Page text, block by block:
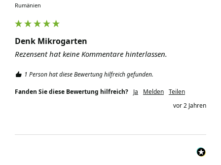
Rumänien
Denk Mikrogarten
Rezensent hat keine Kommentare hinterlassen.
1 Person hat diese Bewertung hilfreich gefunden.
Fanden Sie diese Bewertung hilfreich? Ja Melden Teilen
vor 2 Jahren